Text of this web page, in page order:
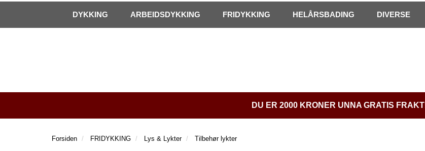
Kontakt oss!| Åpningstider
DYKKING ARBEIDSDYKKING FRIDYKKING HELÅRSBADING DIVERSE
DU ER 2000 KRONER UNNA GRATIS
Forsiden FRIDYKKING Lys & Lykter Tilbehør lykter